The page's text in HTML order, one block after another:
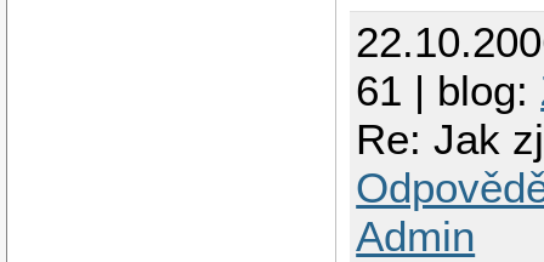
61 | blog:
Re: Jak
Admin